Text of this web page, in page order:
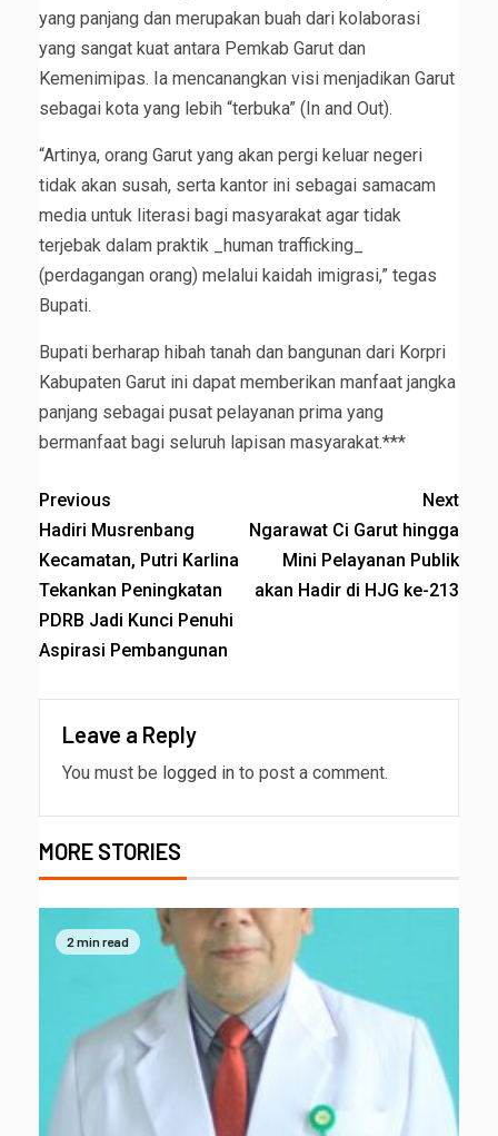
yang panjang dan merupakan buah dari kolaborasi
yang sangat kuat antara Pemkab Garut dan
Kemenimipas. Ia mencanangkan visi menjadikan Garut
sebagai kota yang lebih “terbuka” (In and Out).
“Artinya, orang Garut yang akan pergi keluar negeri
tidak akan susah, serta kantor ini sebagai samacam
media untuk literasi bagi masyarakat agar tidak
terjebak dalam praktik _human trafficking_
(perdagangan orang) melalui kaidah imigrasi,” tegas
Bupati.
Bupati berharap hibah tanah dan bangunan dari Korpri
Kabupaten Garut ini dapat memberikan manfaat jangka
panjang sebagai pusat pelayanan prima yang
bermanfaat bagi seluruh lapisan masyarakat.***
Previous
Hadiri Musrenbang
Kecamatan, Putri Karlina
Tekankan Peningkatan
PDRB Jadi Kunci Penuhi
Aspirasi Pembangunan
Next
Ngarawat Ci Garut hingga
Mini Pelayanan Publik
akan Hadir di HJG ke-213
Leave a Reply
You must be logged in to post a comment.
MORE STORIES
2 min read